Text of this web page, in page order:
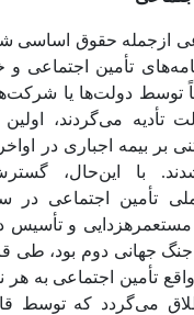
ازجمله حقوق اساسی
تأمین اجتماعی
توسط دولت‌ها یا
تأدیه می‌گردند، اولین
شدند. با این‌حال،
ملی تأمین اجتماعی در
مستعمره­زدایی و
جنگ جهانی دوم بود، طی
تأمین اجتماعی به هر
می‌گردد که توسط